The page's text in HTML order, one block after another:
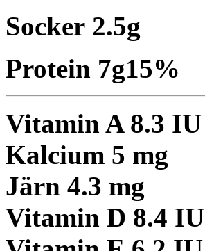
Socker 2.5g
Protein 7g15%
Vitamin A 8.3 IU
Kalcium 5 mg
Järn 4.3 mg
Vitamin D 8.4 IU